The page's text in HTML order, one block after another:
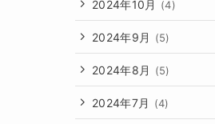
2024年10月 (4)
2024年9月 (5)
2024年8月 (5)
2024年7月 (4)